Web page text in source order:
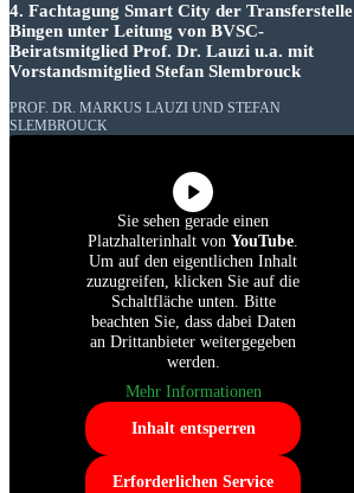
4. Fachtagung Smart City der Transferstelle
Bingen unter Leitung von BVSC-
Beiratsmitglied Prof. Dr. Lauzi u.a. mit
Vorstandsmitglied Stefan Slembrouck
PROF. DR. MARKUS LAUZI UND STEFAN
SLEMBROUCK
Sie sehen gerade einen
Platzhalterinhalt von YouTube.
Um auf den eigentlichen Inhalt
zuzugreifen, klicken Sie auf die
Schaltfläche unten. Bitte
beachten Sie, dass dabei Daten
an Drittanbieter weitergegeben
werden.
Mehr Informationen
Inhalt entsperren
Erforderlichen Service